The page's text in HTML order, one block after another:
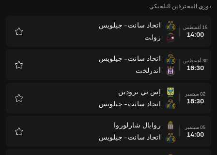
دوري المحترفين البلجيكي
15 أغسطس
14:00
اتحاد سانت- جيلويس
زولت
30 أغسطس
16:30
اتحاد سانت- جيلويس
أندرلخت
02 سبتمبر
18:30
إس تي ترودين
اتحاد سانت- جيلويس
05 سبتمبر
14:00
روايال شارلوروا
اتحاد سانت- جيلويس